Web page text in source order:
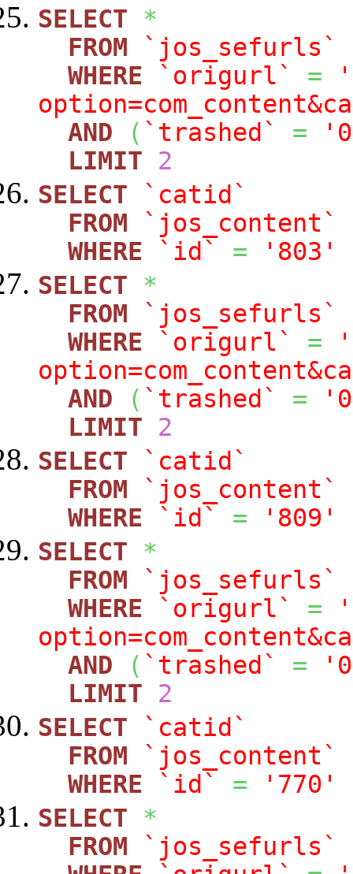
SELECT
*
FROM
`jos_sefurls`
WHERE
`origurl` =
AND
( `trashed` =
LIMIT
2
SELECT
`catid`
FROM
`jos_content`
WHERE
`id` =
'803'
SELECT
*
FROM
`jos_sefurls`
WHERE
`origurl` =
AND
( `trashed` =
LIMIT
2
SELECT
`catid`
FROM
`jos_content`
WHERE
`id` =
'809'
SELECT
*
FROM
`jos_sefurls`
WHERE
`origurl` =
AND
( `trashed` =
LIMIT
2
SELECT
`catid`
FROM
`jos_content`
WHERE
`id` =
'770'
SELECT
*
FROM
`jos_sefurls`